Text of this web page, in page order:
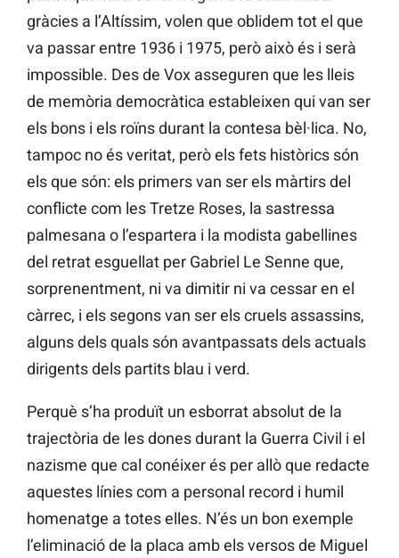
gràcies a l’Altíssim, volen que oblidem tot el que
va passar entre 1936 i 1975, però això és i serà
impossible. Des de Vox asseguren que les lleis
de memòria democràtica estableixen qui van ser
els bons i els roïns durant la contesa bèl·lica. No,
tampoc no és veritat, però els fets històrics són
els que són: els primers van ser els màrtirs del
conflicte com les Tretze Roses, la sastressa
palmesana o l’espartera i la modista gabellines
del retrat esguellat per Gabriel Le Senne que,
sorprenentment, ni va dimitir ni va cessar en el
càrrec, i els segons van ser els cruels assassins,
alguns dels quals són avantpassats dels actuals
dirigents dels partits blau i verd.
Perquè s’ha produït un esborrat absolut de la
trajectòria de les dones durant la Guerra Civil i el
nazisme que cal conéixer és per allò que redacte
aquestes línies com a personal record i humil
homenatge a totes elles. N’és un bon exemple
l’eliminació de la placa amb els versos de Miguel